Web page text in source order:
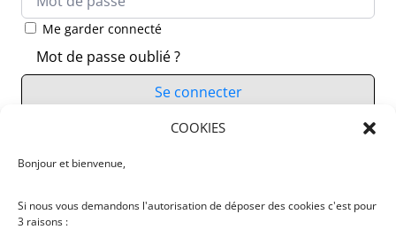
COOKIES
Bonjour et bienvenue,
Si nous vous demandons l'autorisation de déposer des cookies c'est pour
3 raisons :
Me garder connecté
Mot de passe oublié ?
Se connecter
Vous n’avez pas de compte ?